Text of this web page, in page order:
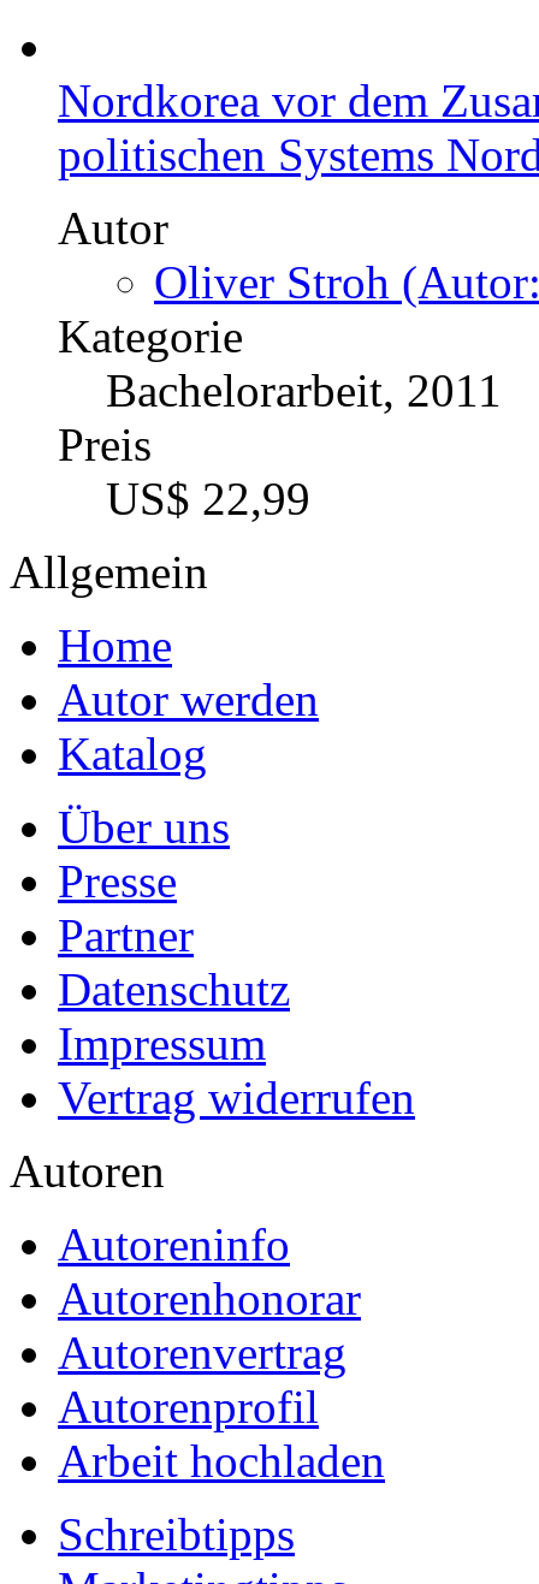
Nordkorea vor dem
politischen Systems
Autor
Oliver Stroh
Kategorie
Bachelorarbeit, 2011
Preis
US$ 22,99
Allgemein
Home
Autor werden
Katalog
Über uns
Presse
Partner
Datenschutz
Impressum
Vertrag widerrufen
Autoren
Autoreninfo
Autorenhonorar
Autorenvertrag
Autorenprofil
Arbeit hochladen
Schreibtipps